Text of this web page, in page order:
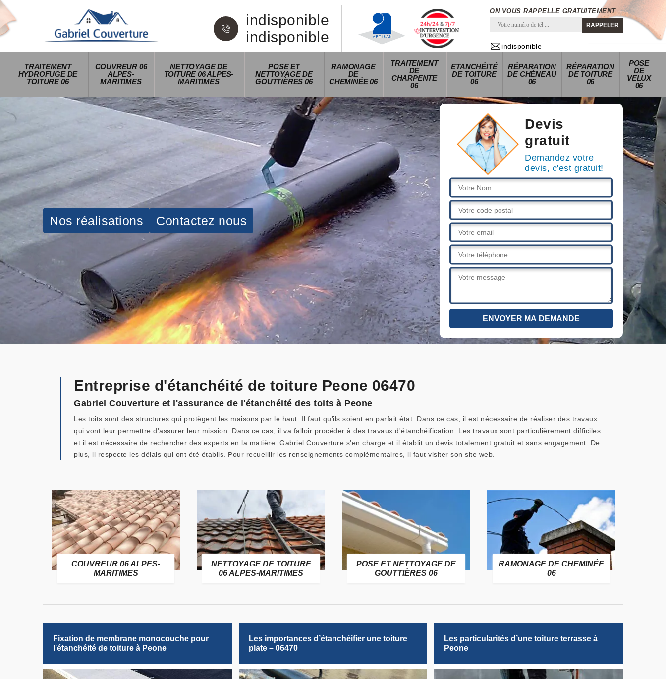
indisponible
indisponible
ON VOUS RAPPELLE GRATUITEMENT
indisponible
TRAITEMENT
HYDROFUGE DE
TOITURE 06
COUVREUR 06
ALPES-
MARITIMES
NETTOYAGE DE
TOITURE 06 ALPES-
MARITIMES
POSE ET
NETTOYAGE DE
GOUTTIÈRES 06
RAMONAGE
DE
CHEMINÉE 06
TRAITEMENT
DE
CHARPENTE
06
ETANCHÉITÉ
DE TOITURE
06
RÉPARATION
DE CHÉNEAU
06
RÉPARATION
DE TOITURE
06
POSE
DE
VELUX
06
Nos réalisations Contactez nous
Devis
gratuit
Demandez votre
devis, c'est gratuit!
Entreprise d'étanchéité de toiture Peone 06470
Gabriel Couverture et l'assurance de l'étanchéité des toits à Peone
Les toits sont des structures qui protègent les maisons par le haut. Il faut qu'ils soient en parfait état. Dans ce cas, il est nécessaire de réaliser des travaux
qui vont leur permettre d'assurer leur mission. Dans ce cas, il va falloir procéder à des travaux d'étanchéification. Les travaux sont particulièrement difficiles
et il est nécessaire de rechercher des experts en la matière. Gabriel Couverture s'en charge et il établit un devis totalement gratuit et sans engagement. De
plus, il respecte les délais qui ont été établis. Pour recueillir les renseignements complémentaires, il faut visiter son site web.
COUVREUR 06 ALPES-
MARITIMES
NETTOYAGE DE TOITURE
06 ALPES-MARITIMES
POSE ET NETTOYAGE DE
GOUTTIÈRES 06
RAMONAGE DE CHEMINÉE
06
Fixation de membrane monocouche pour
l’étanchéité de toiture à Peone
Les importances d’étanchéifier une toiture
plate – 06470
Les particularités d’une toiture terrasse à
Peone